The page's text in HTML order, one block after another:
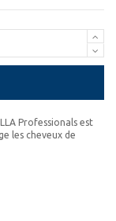
Professionals est
les cheveux de